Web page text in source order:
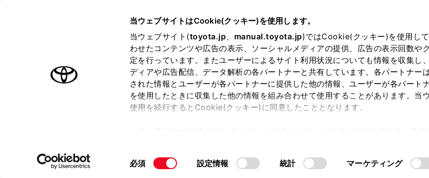
当ウェブサイトはCookie(クッキー)を使用します。
当ウェブサイト(toyota.jp、 manual.toyota.jp)ではCookie(クッキー)を使用し
わせたコンテンツや広告の表示、ソーシャルメディアの提供、広告の表示回数や
定を行っています。またユーザーによるサイト利用状況についても情報を収集し
ディアや広告配信、データ解析の各パートナーと共有しています。各パートナー
された情報とユーザーが各パートナーに提供した他の情報、ユーザーが各パート
を使用したときに収集した他の情報を組み合わせて使用することがあります。当
使用を続行するとCookie(クッキー)に同意したこととなります。
て」をご覧ください。
同
必須 設定情報 統計 マーケティング
オーナーサポート トピックス
ヤリス クロス